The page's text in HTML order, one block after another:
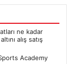
ne kadar
alış satış
Academy